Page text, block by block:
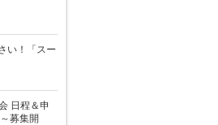
い！「スー
日程＆申
募集開